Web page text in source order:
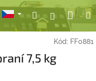
HledatPřihlášení
Kód: FF0881
7,5 kg